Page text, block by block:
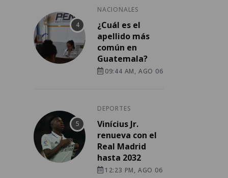
NACIONALES
¿Cuál es el
apellido más
común en
Guatemala?
09:44 AM, AGO 06
DEPORTES
Vinícius Jr.
renueva con el
Real Madrid
hasta 2032
12:23 PM, AGO 06